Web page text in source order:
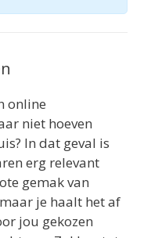
online
niet hoeven
In dat geval is
erg relevant
gemak van
je haalt het af
jou gekozen